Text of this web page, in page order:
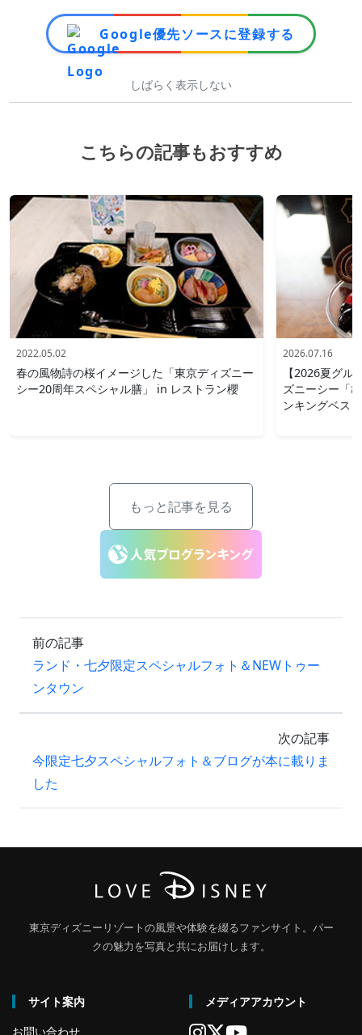
Google優先ソースに登録する
しばらく表示しない
こちらの記事もおすすめ
2022.05.02
春の風物詩の桜イメージした「東京ディズニー
シー20周年スペシャル膳」 in レストラン櫻
2026.07.16
【2026夏グル
ズニーシー「
ンキングベス
もっと記事を見る
前の記事
ランド・七夕限定スペシャルフォト＆NEWトゥー
ンタウン
次の記事
今限定七夕スペシャルフォト＆ブログが本に載りま
した
東京ディズニーリゾートの風景や体験を綴るファンサイト。パー
クの魅力を写真と共にお届けします。
サイト案内
お問い合わせ
メディアアカウント